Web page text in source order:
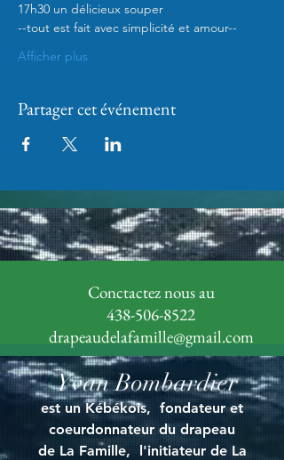
17h30 un délicieux souper
--tout est fait avec simplicité et amour--
Afficher plus
Partager cet événement
Conctactez nous au
438-506-8522
drapeaudelafamille@gmail.com
Yvan Bombardier
est un Kébékois, fondateur et
coeurdonnateur du drapeau
de La Famille, l'initiateur de La